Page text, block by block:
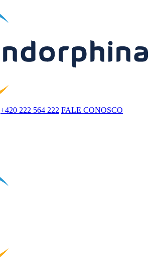
+420 222 564 222 FALE CONOSCO